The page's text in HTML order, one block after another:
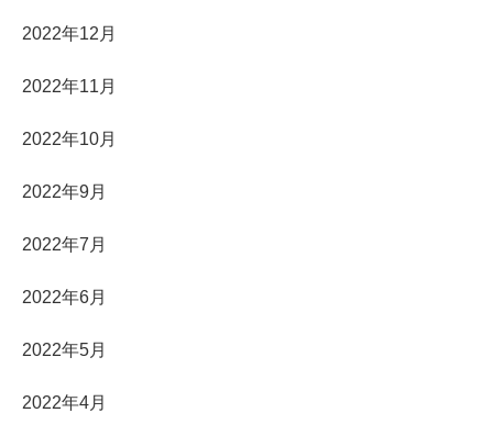
2022年12月
2022年11月
2022年10月
2022年9月
2022年7月
2022年6月
2022年5月
2022年4月